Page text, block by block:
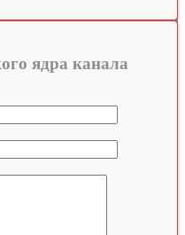
ядра канала